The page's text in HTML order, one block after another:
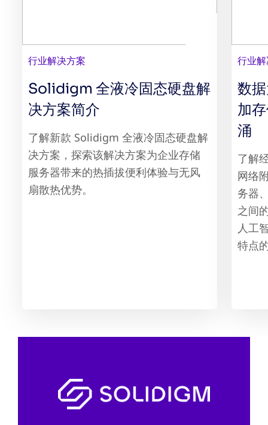
行业解决方案
Solidigm 全液冷固态硬盘解
决方案简介
了解新款 Solidigm 全液冷固态硬盘解
决方案，探索该解决方案为企业存储
服务器带来的热插拔便利体验与无风
扇散热优势。
行业
数
加
涌
了解
网络
务器
之间
人工
特点